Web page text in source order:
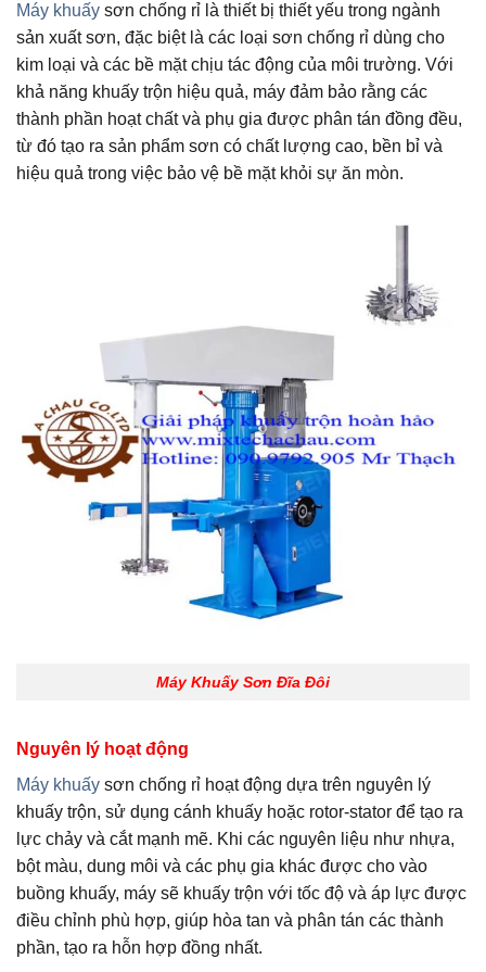
Máy khuấy sơn chống rỉ là thiết bị thiết yếu trong ngành
sản xuất sơn, đặc biệt là các loại sơn chống rỉ dùng cho
kim loại và các bề mặt chịu tác động của môi trường. Với
khả năng khuấy trộn hiệu quả, máy đảm bảo rằng các
thành phần hoạt chất và phụ gia được phân tán đồng đều,
từ đó tạo ra sản phẩm sơn có chất lượng cao, bền bỉ và
hiệu quả trong việc bảo vệ bề mặt khỏi sự ăn mòn.
Máy Khuấy Sơn Đĩa Đôi
Nguyên lý hoạt động
Máy khuấy sơn chống rỉ hoạt động dựa trên nguyên lý
khuấy trộn, sử dụng cánh khuấy hoặc rotor-stator để tạo ra
lực chảy và cắt mạnh mẽ. Khi các nguyên liệu như nhựa,
bột màu, dung môi và các phụ gia khác được cho vào
buồng khuấy, máy sẽ khuấy trộn với tốc độ và áp lực được
điều chỉnh phù hợp, giúp hòa tan và phân tán các thành
phần, tạo ra hỗn hợp đồng nhất.